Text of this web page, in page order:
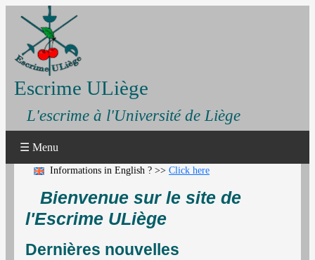
Escrime ULiège
L'escrime à l'Université de Liège
☰ Menu
Informations in English ? >> Click here
Bienvenue sur le site de
l'Escrime ULiège
Dernières nouvelles